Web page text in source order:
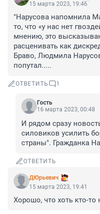
15 марта 2023, 19:46
"Нарусова напомнила
то, что «у нас нет
мнению, это
расценивать как
Браво, Людмила
попутал.....
ОТВЕТИТЬ 1
Гость
16 марта 2023, 00:48
И рядом сразу
силовиков усилить
страны". Гражданка
ОТВЕТИТЬ
ДЮрьевич
15 марта 2023, 19:41
Хорошо, что хоть кто-то